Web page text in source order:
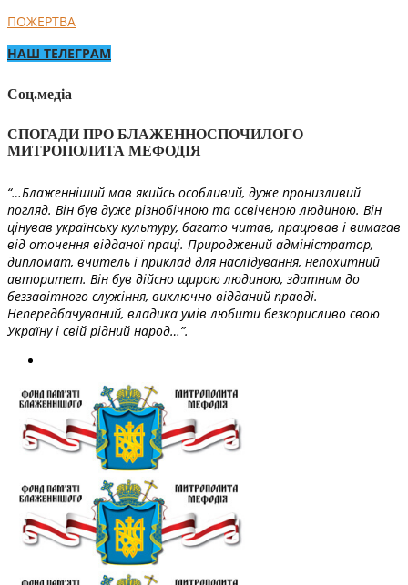
ПОЖЕРТВА
НАШ ТЕЛЕГРАМ
Соц.медіа
СПОГАДИ ПРО БЛАЖЕННОСПОЧИЛОГО
МИТРОПОЛИТА МЕФОДІЯ
“…Блаженніший мав якийсь особливий, дуже пронизливий
погляд. Він був дуже різнобічною та освіченою людиною. Він
цінував українську культуру, багато читав, працював і вимагав
від оточення відданої праці. Природжений адміністратор,
дипломат, вчитель і приклад для наслідування, непохитний
авторитет. Він був дійсно щирою людиною, здатним до
беззавітного служіння, виключно відданий правді.
Непередбачуваний, владика умів любити безкорисливо свою
Україну і свій рідний народ…”.